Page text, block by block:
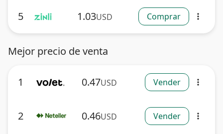
5 1.03USD Comprar more_vert
Mejor precio de venta
1 0.47USD Vender more_vert
2 0.46USD Vender more_vert